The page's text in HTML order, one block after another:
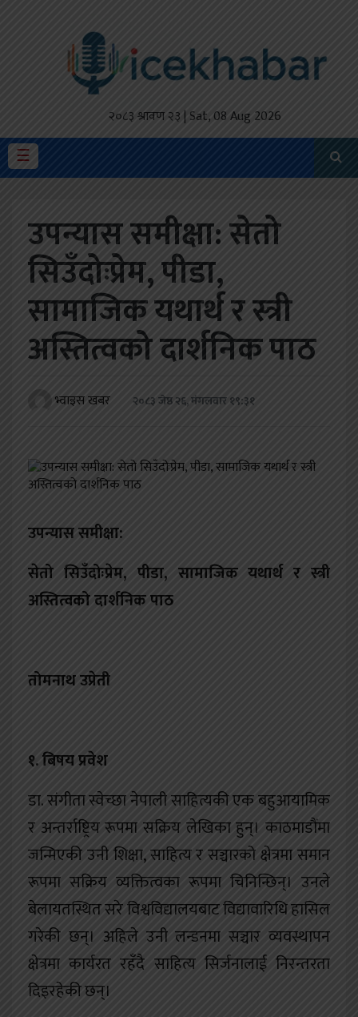
२०८३ श्रावण २३ | Sat, 08 Aug 2026
☰
मैथिली
प्रदेश
राजनीति
उपन्यास समीक्षा: सेतो
सिउँदोःप्रेम, पीडा,
सामाजिक यथार्थ र स्त्री
अस्तित्वको दार्शनिक पाठ
भ्वाइस खबर २०८३ जेष्ठ २६, मंगलवार १९:३१
उपन्यास समीक्षा:
सेतो सिउँदोःप्रेम, पीडा, सामाजिक यथार्थ र स्त्री
अस्तित्वको दार्शनिक पाठ
तोमनाथ उप्रेती
१. बिषय प्रवेश
डा. संगीता स्वेच्छा नेपाली साहित्यकी एक बहुआयामिक
र अन्तर्राष्ट्रिय रूपमा सक्रिय लेखिका हुन्। काठमाडौंमा
जन्मिएकी उनी शिक्षा, साहित्य र सञ्चारको क्षेत्रमा समान
रूपमा सक्रिय व्यक्तित्वका रूपमा चिनिन्छिन्। उनले
बेलायतस्थित सरे विश्वविद्यालयबाट विद्यावारिधि हासिल
गरेकी छन्। अहिले उनी लन्डनमा सञ्चार व्यवस्थापन
क्षेत्रमा कार्यरत रहँदै साहित्य सिर्जनालाई निरन्तरता
दिइरहेकी छन्।